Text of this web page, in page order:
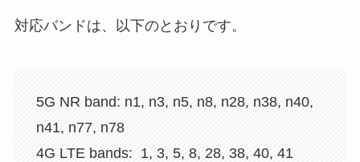
対応バンドは、以下のとおりです。
5G NR band: n1, n3, n5, n8, n28, n38, n40,
n41, n77, n78
4G LTE bands: 1, 3, 5, 8, 28, 38, 40, 41